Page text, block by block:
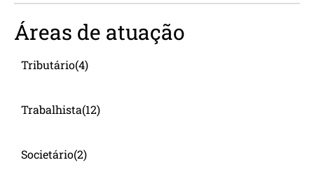
Áreas de atuação
Tributário(4)
Trabalhista(12)
Societário(2)